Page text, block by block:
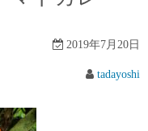
2019年7月20日
tadayoshi